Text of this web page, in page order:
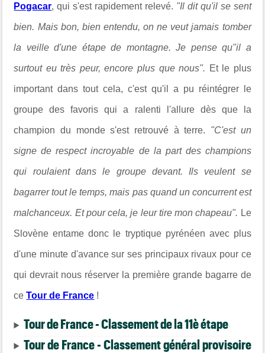
Pogacar, qui s'est rapidement relevé. "Il dit qu'il se sent
bien. Mais bon, bien entendu, on ne veut jamais tomber
la veille d'une étape de montagne. Je pense qu"il a
surtout eu très peur, encore plus que nous". Et le plus
important dans tout cela, c'est qu'il a pu réintégrer le
groupe des favoris qui a ralenti l'allure dès que la
champion du monde s'est retrouvé à terre. "C'est un
signe de respect incroyable de la part des champions
qui roulaient dans le groupe devant. Ils veulent se
bagarrer tout le temps, mais pas quand un concurrent est
malchanceux. Et pour cela, je leur tire mon chapeau". Le
Slovène entame donc le tryptique pyrénéen avec plus
d'une minute d'avance sur ses principaux rivaux pour ce
qui devrait nous réserver la première grande bagarre de
ceTour de France !
Tour de France - Classement de la 11è étape
Tour de France - Classement général provisoire